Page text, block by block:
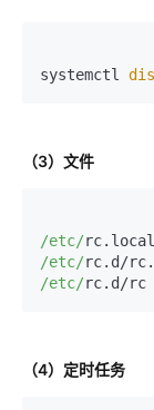
systemctl
（3）文件
/etc/
/etc/
/etc/
（4）定时任务